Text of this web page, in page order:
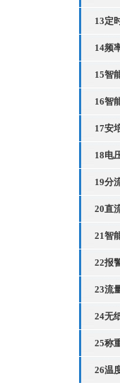
13定
14频
15智
16智
17安
18电
19分
20直
21智
22报
23流
24无
25称
26温